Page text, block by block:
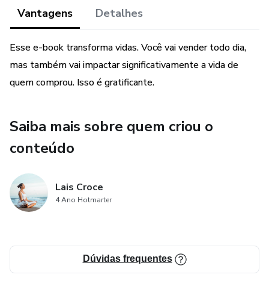
Vantagens Detalhes
Esse e-book transforma vidas. Você vai vender todo dia,
mas também vai impactar significativamente a vida de
quem comprou. Isso é gratificante.
Saiba mais sobre quem criou o
conteúdo
Lais Croce
4 Ano Hotmarter
Dúvidas frequentes